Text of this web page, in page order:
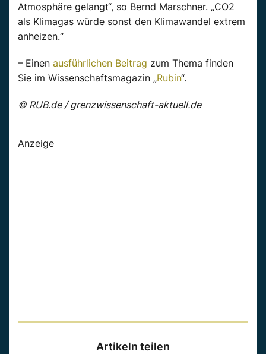
Atmosphäre gelangt“, so Bernd Marschner. „CO2
als Klimagas würde sonst den Klimawandel extrem
anheizen.“
– Einen ausführlichen Beitrag zum Thema finden
Sie im Wissenschaftsmagazin „Rubin“.
© RUB.de / grenzwissenschaft-aktuell.de
Anzeige
Artikeln teilen